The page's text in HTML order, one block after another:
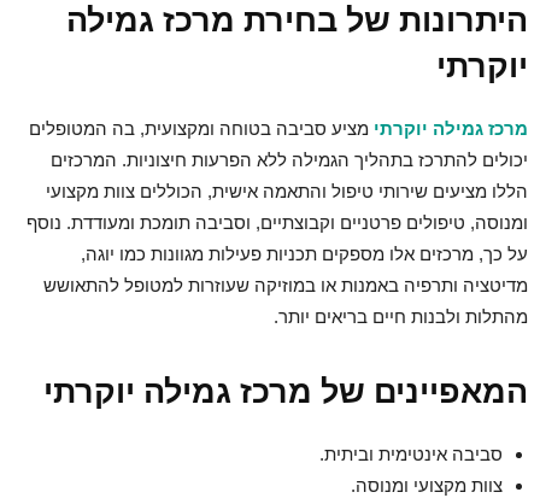
היתרונות של בחירת מרכז גמילה
יוקרתי
מרכז גמילה יוקרתי מציע סביבה בטוחה ומקצועית, בה המטופלים
יכולים להתרכז בתהליך הגמילה ללא הפרעות חיצוניות. המרכזים
הללו מציעים שירותי טיפול והתאמה אישית, הכוללים צוות מקצועי
ומנוסה, טיפולים פרטניים וקבוצתיים, וסביבה תומכת ומעודדת. נוסף
על כך, מרכזים אלו מספקים תכניות פעילות מגוונות כמו יוגה,
מדיטציה ותרפיה באמנות או במוזיקה שעוזרות למטופל להתאושש
מהתלות ולבנות חיים בריאים יותר.
המאפיינים של מרכז גמילה יוקרתי
סביבה אינטימית וביתית.
צוות מקצועי ומנוסה.